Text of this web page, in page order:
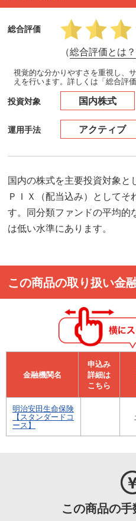
総合評価
（総合評価とは？
視覚的な分かりやすさを重視し、
えを行います。詳しくは「総合評
投資対象 国内株式
運用手法 アクティブ
国内の株式を主要投資対象と
ＰＩＸ（配当込み）としてそ
す。同分類ファンドの平均的
は低い水準にあります。
この商品の取り扱い金
金融機関名
申込み
詳細は
こちら
明治安田生命保険
【スタンダードコ
ース】
この商品の